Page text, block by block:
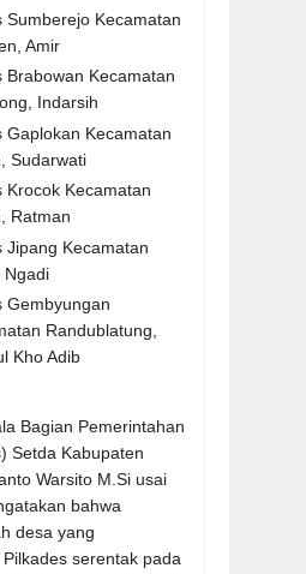
Sumberejo Kecamatan
Amir
Brabowan Kecamatan
Indarsih
Gaplokan Kecamatan
Sudarwati
Krocok Kecamatan
Ratman
Jipang Kecamatan
Ngadi
Gembyungan
Randublatung,
Kho Adib
Bagian Pemerintahan
Setda Kabupaten
Warsito M.Si usai
bahwa
desa yang
serentak pada